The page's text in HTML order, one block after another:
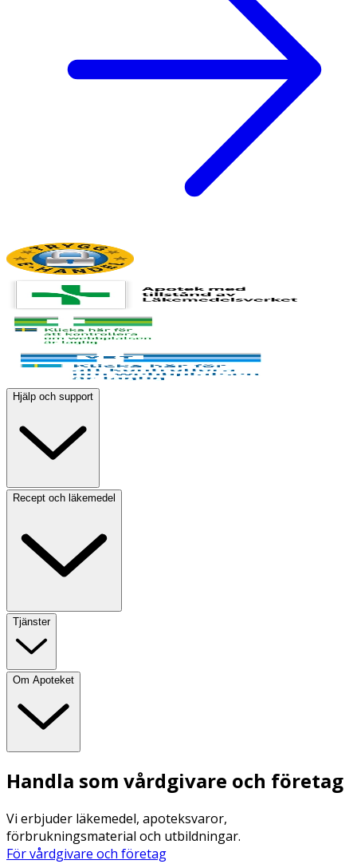
Hjälp och support
Recept och läkemedel
Tjänster
Om Apoteket
Handla som vårdgivare och företag
Vi erbjuder läkemedel, apoteksvaror,
förbrukningsmaterial och utbildningar.
För vårdgivare och företag